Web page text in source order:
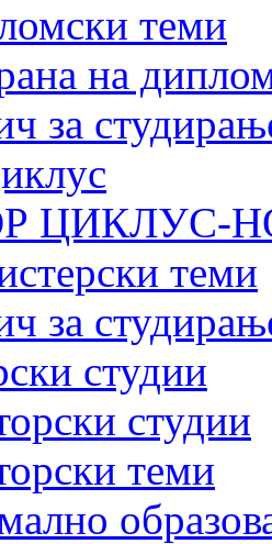
теми
на
за
ЦИКЛУС-
теми
за
студии
студии
теми